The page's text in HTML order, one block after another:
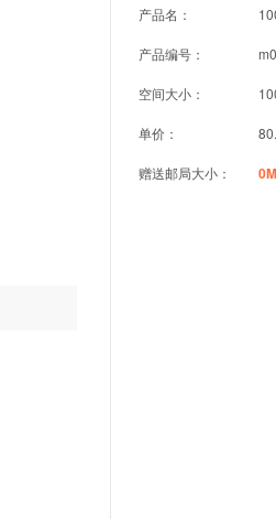
产品名：
产品编号：
空间大小：
单价：
赠送邮局大小： 0M